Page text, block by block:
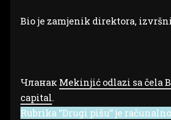
Bio je zamjenik direktora,
Чланак Mekinjić odlazi sa čela
capital.
Rubrika “Drugi pišu” je